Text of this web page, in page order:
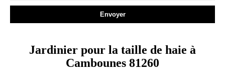
Jardinier pour la taille de haie à
Cambounes 81260